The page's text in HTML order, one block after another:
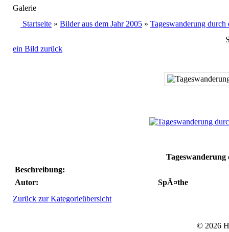
Galerie
Startseite » Bilder aus dem Jahr 2005 » Tageswanderung
ein Bild zurück
Tageswanderung
Beschreibung:
Autor:
SpÃ¤the
Zurück zur Kategorieübersicht
© 2026